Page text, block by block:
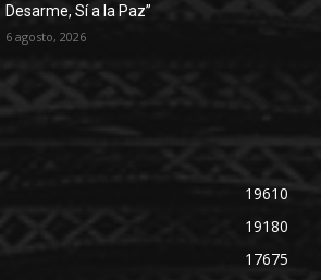
Desarme, Sí a la Paz”
6 agosto, 2026
19610
19180
17675